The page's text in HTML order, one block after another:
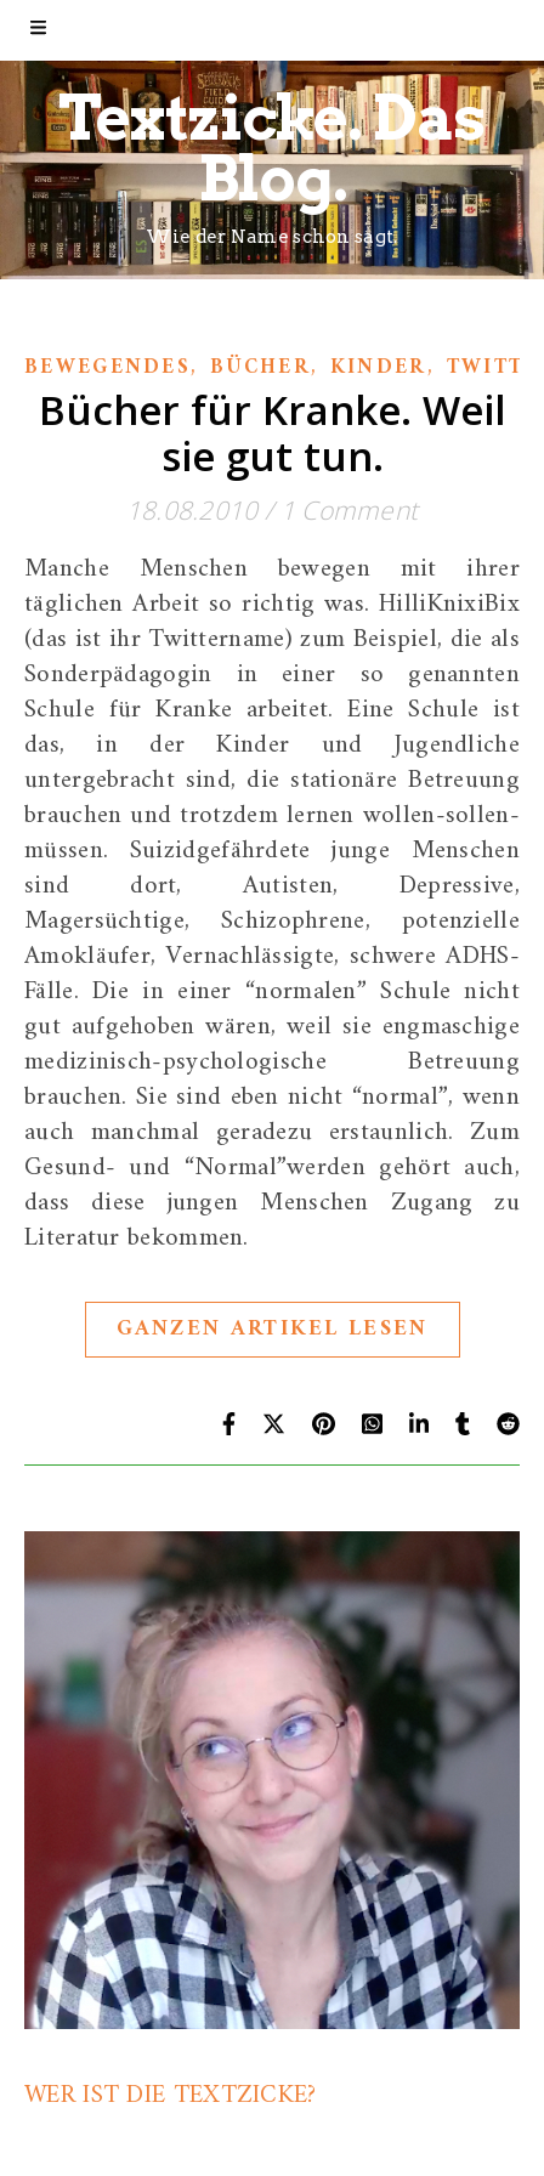
Textzicke. Das
Blog.
Wie der Name schon sagt.
BEWEGENDES, BÜCHER, KINDER,
Bücher für Kranke. Weil
sie gut tun.
18.08.2010/ 1 Comment
Manche Menschen bewegen mit ihrer
täglichen Arbeit so richtig was. HilliKnixiBix
(das ist ihr Twittername) zum Beispiel, die als
Sonderpädagogin in einer so genannten
Schule für Kranke arbeitet. Eine Schule ist
das, in der Kinder und Jugendliche
untergebracht sind, die stationäre Betreuung
brauchen und trotzdem lernen wollen-sollen-
müssen. Suizidgefährdete junge Menschen
sind dort, Autisten, Depressive,
Magersüchtige, Schizophrene, potenzielle
Amokläufer, Vernachlässigte, schwere ADHS-
Fälle. Die in einer “normalen” Schule nicht
gut aufgehoben wären, weil sie engmaschige
medizinisch-psychologische Betreuung
brauchen. Sie sind eben nicht “normal”, wenn
auch manchmal geradezu erstaunlich. Zum
Gesund- und “Normal”werden gehört auch,
dass diese jungen Menschen Zugang zu
Literatur bekommen.
GANZEN ARTIKEL LESEN
WER IST DIE TEXTZICKE?